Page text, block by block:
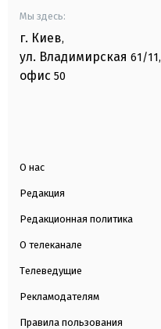
Мы здесь:
г. Киев,
ул. Владимирская 61/11,
офис 50
О нас
Редакция
Редакционная политика
О телеканале
Телеведущие
Рекламодателям
Правила пользования